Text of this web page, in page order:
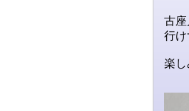
古
行
楽